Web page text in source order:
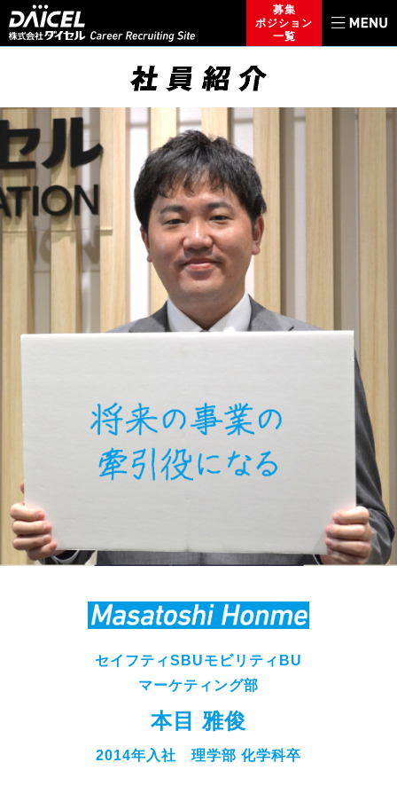
募集
ポジション
一覧
セイフティSBUモビリティBU
マーケティング部
本目 雅俊
2014年入社 理学部 化学科卒